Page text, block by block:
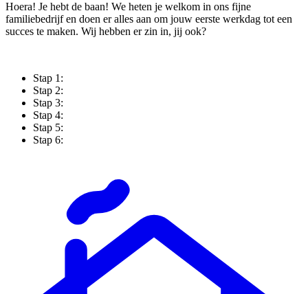
Hoera! Je hebt de baan! We heten je welkom in ons fijne
familiebedrijf en doen er alles aan om jouw eerste werkdag tot een
succes te maken. Wij hebben er zin in, jij ook?
Stap 1:
Stap 2:
Stap 3:
Stap 4:
Stap 5:
Stap 6: